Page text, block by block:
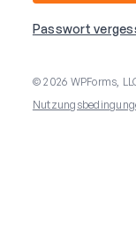
Passwort
© 2026 WPForms,